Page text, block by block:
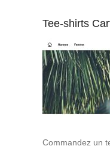
Tee-shirts
Commandez un